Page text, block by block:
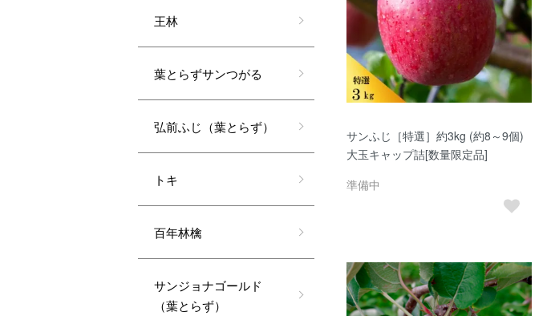
サンふじ［特選］約3kg (約8～9個)
大玉キャップ詰[数量限定品]
準備中
王林
葉とらずサンつがる
弘前ふじ（葉とらず）
トキ
百年林檎
サンジョナゴールド
（葉とらず）